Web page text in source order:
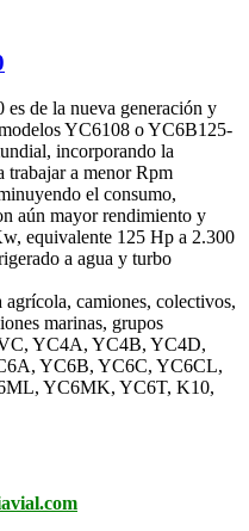
de la nueva generación y
YC6108 o YC6B125-
incorporando la
trabajar a menor Rpm
el consumo,
aún mayor rendimiento y
equivalente 125 Hp a 2.300
a agua y turbo
camiones, colectivos,
marinas, grupos
YC4A, YC4B, YC4D,
YC6B, YC6C, YC6CL,
YC6MK, YC6T, K10,